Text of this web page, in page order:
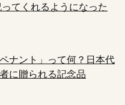
てくれるようになった
ナント」って何？日本代
に贈られる記念品